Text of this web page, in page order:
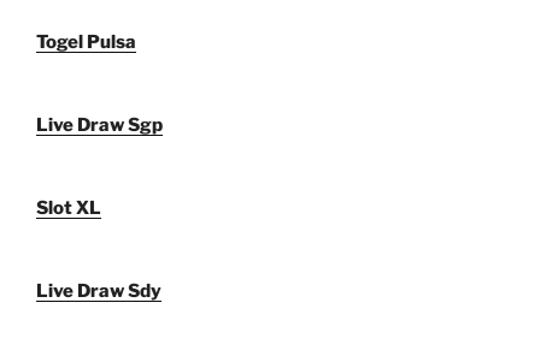
Togel Pulsa
Live Draw Sgp
Slot XL
Live Draw Sdy